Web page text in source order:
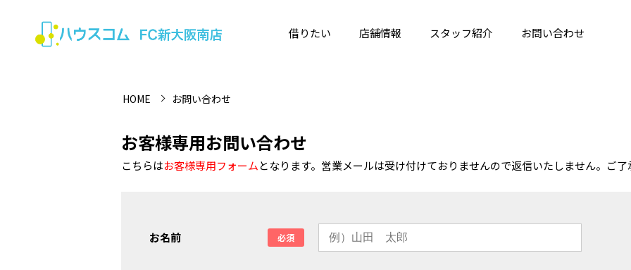
借りたい 店舗情報 スタッフ紹介 お問い合わせ
HOME お問い合わせ
お客様専用お問い合わせ
こちらはお客様専用フォームとなります。営業メールは受け付けておりませんので返信いたしません。ご
お名前 必須